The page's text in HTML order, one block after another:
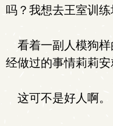
吗？我想去王室训练
看着一副人模狗样
经做过的事情莉莉安
这可不是好人啊。